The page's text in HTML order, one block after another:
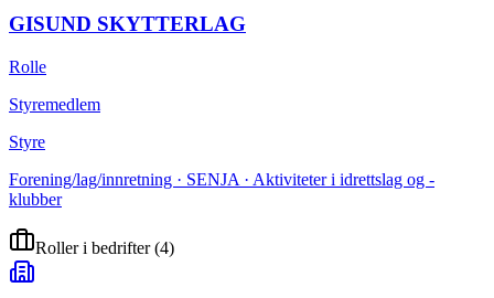
GISUND SKYTTERLAG
Rolle
Styremedlem
Styre
Forening/lag/innretning · SENJA · Aktiviteter i idrettslag og -
klubber
Roller i bedrifter(4)